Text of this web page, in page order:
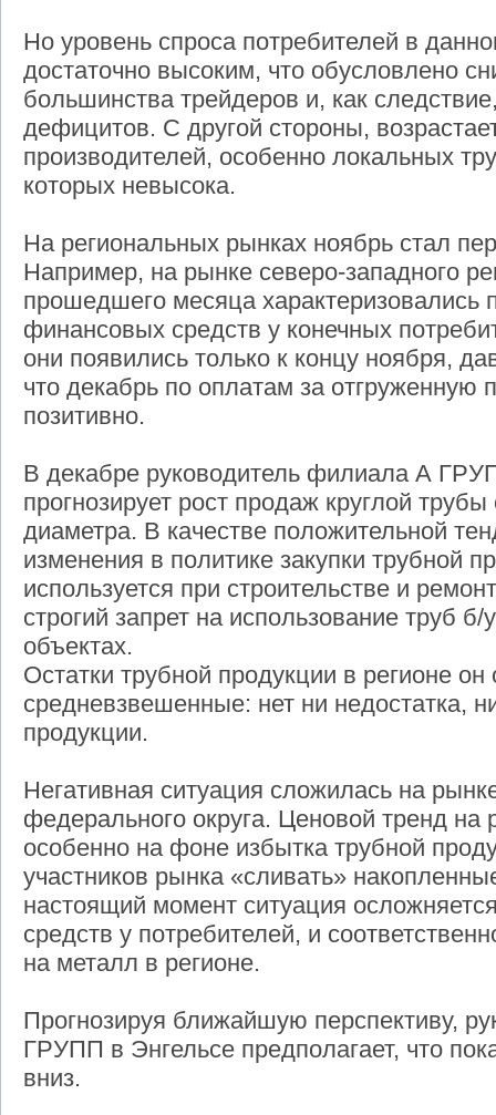
Но уровень спроса потребителей в
достаточно высоким, что обусловлено
большинства трейдеров и, как
дефицитов. С другой стороны,
производителей, особенно локальных
которых невысока.
На региональных рынках ноябрь стал
Например, на рынке северо-западного
прошедшего месяца характеризовались
финансовых средств у конечных
они появились только к концу ноября,
что декабрь по оплатам за отгруженную
позитивно.
В декабре руководитель филиала А
прогнозирует рост продаж круглой
диаметра. В качестве положительной
изменения в политике закупки трубной
используется при строительстве и
строгий запрет на использование труб
объектах.
Остатки трубной продукции в регионе он
средневзвешенные: нет ни недостатка,
продукции.
Негативная ситуация сложилась на
федерального округа. Ценовой тренд на
особенно на фоне избытка трубной
участников рынка «сливать»
настоящий момент ситуация
средств у потребителей, и
на металл в регионе.
Прогнозируя ближайшую перспективу,
ГРУПП в Энгельсе предполагает, что
вниз.